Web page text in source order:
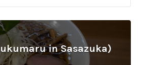
in Sasazuka)